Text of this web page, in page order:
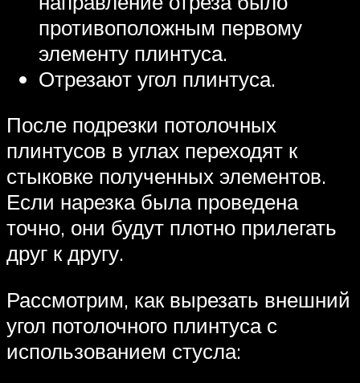
противоположным первому
элементу плинтуса.
Отрезают угол плинтуса.
После подрезки потолочных
плинтусов в углах переходят к
стыковке полученных элементов.
Если нарезка была проведена
точно, они будут плотно прилегать
друг к другу.
Рассмотрим, как вырезать внешний
угол потолочного плинтуса с
использованием стусла: